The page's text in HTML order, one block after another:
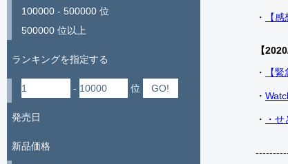
・ 【
【
・
【
・
・ ・
100000 - 500000 位
500000 位以上
ランキングを指定する
- 位
発売日
新品価格